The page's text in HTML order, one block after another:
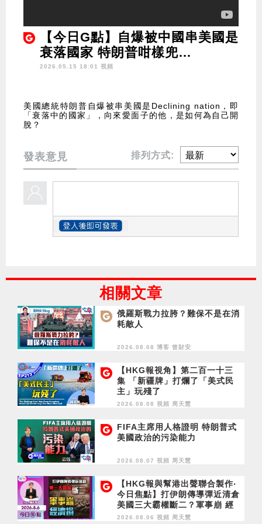
【今日G點】自爆被中國串美國是
衰落國家 特朗普咁樣兜…
2026.05.15 18:01 視頻
美國總統特朗普自爆被串美國是Declining nation，即
「衰落中的國家」，向來愛面子的他，是如何為自己開
脫？
發表意見 排列方式:
相關文章
俄羅斯戰力拉胯？難保不是在消
耗敵人
2026.08.08 博客 曾財安
【HKG報視角】第二百一十三
集 「新疆牌」打爛了「美式民
主」玩殘了
2026.08.08 視頻 周天慧
FIFA主席用人格證明 特朗普式
美國政治的污染能力
2026.08.07 視頻 周天慧
【HKG報與幫港出聲聯合製作‧
今日焦點】打伊朗傳導彈近清倉
美國三大霸權斷二？軍事崩 經
濟損
2026.08.06 視頻 周天慧